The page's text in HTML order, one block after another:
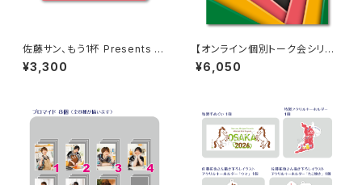
佐藤サン、もう1杯 Presents み
んなに会いに行くよ！IN 大阪 乾
杯トーク音源「みんなと乾杯! IN
¥3,300
【オンライン個別トーク会シリア
ルコードなし】佐藤サン、もう１杯
Presents 佐藤拓也、38歳のお
¥6,050